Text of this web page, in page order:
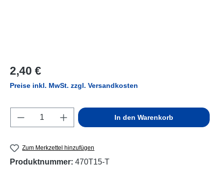
Regulärer Preis:
2,40 €
Preise inkl. MwSt. zzgl. Versandkosten
Produkt Anzahl: Gib den gewünschten
In den Warenkorb
Zum Merkzettel hinzufügen
Produktnummer: 470T15-T